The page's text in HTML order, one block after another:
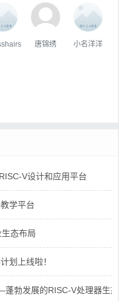
唐锦绣 小名洋洋
V设计和应用平台
学平台
态布局
划上线啦！
勃发展的RISC-V处理器生态